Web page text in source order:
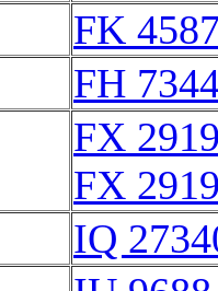
FK
FH
FX
FX
IQ